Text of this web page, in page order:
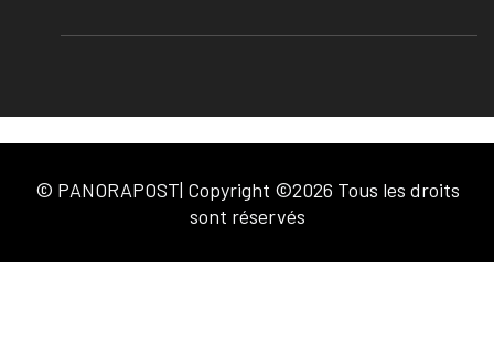
© PANORAPOST| Copyright ©2026 Tous les droits
sont réservés